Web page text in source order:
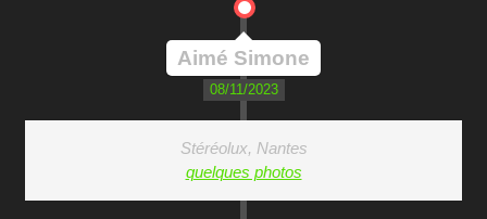
Aimé Simone
08/11/2023
Stéréolux, Nantes
quelques photos